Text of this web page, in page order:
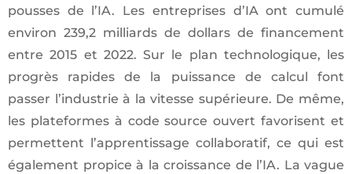
pousses de l’IA. Les entreprises d’IA ont cumulé
environ 239,2 milliards de dollars de financement
entre 2015 et 2022. Sur le plan technologique, les
progrès rapides de la puissance de calcul font
passer l’industrie à la vitesse supérieure. De même,
les plateformes à code source ouvert favorisent et
permettent l’apprentissage collaboratif, ce qui est
également propice à la croissance de l’IA. La vague